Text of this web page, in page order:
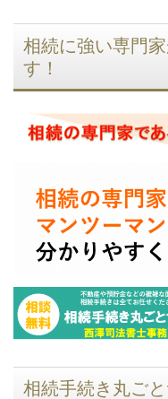
相続に強い専門
す！
相続手続き丸ご